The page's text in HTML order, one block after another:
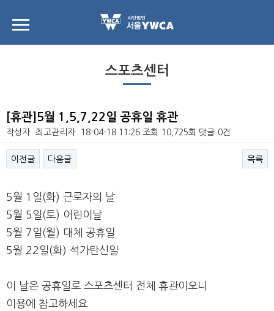
스포츠센터
[휴관]5월 1,5,7,22일 공휴일 휴관
작성자 최고관리자 18-04-18 11:26 조회 10,725회 댓글 0건
이전글 다음글 목록
5월 1일(화) 근로자의 날
5월 5일(토) 어린이날
5월 7일(월) 대체 공휴일
5월 22일(화) 석가탄신일
이 날은 공휴일로 스포츠센터 전체 휴관이오니
이용에 참고하세요